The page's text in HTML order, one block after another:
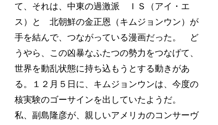
て、それは、中東の過激派 ＩＳ（アイ・エ
ス）と 北朝鮮の金正恩（キムジョンウン）が
手を結んで、つながっている漫画だった。 ど
うやら、この凶暴なふたつの勢力をつなげて、
世界を動乱状態に持ち込もうとする動きがあ
る。１２月５日に、キムジョンウンは、今度の
核実験のゴーサインを出していたようだ。
私、副島隆彦が、親しいアメリカのコンサーヴ